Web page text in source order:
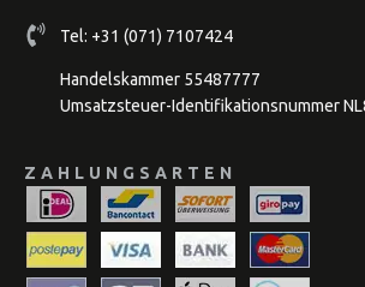
Tel: +31 (071) 7107424
Handelskammer 55487777
Umsatzsteuer-Identifikationsnummer
ZAHLUNGSARTEN